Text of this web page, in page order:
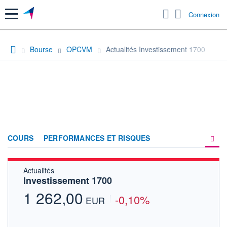
Menu Connexion
Bourse OPCVM Actualités Investissement 1700
COURS PERFORMANCES ET RISQUES
FORUM
Actualités
Investissement 1700
1 262,00 EUR -0,10%